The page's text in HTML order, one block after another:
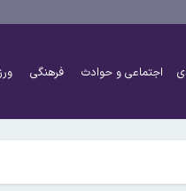
اجتماعی و حوادث فرهنگی